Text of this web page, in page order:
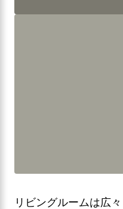
リビングルームは広